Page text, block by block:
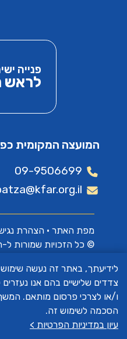
פנייה
לראש
המועצה המקומית
09-9506699
מפת האתר• הצהרת
© כל הזכויות שמורות
האתר פותח על ידיא.ש
צדדים שלישיים בהם אנו
ו/או לצרכי פרסום מותאם.
הסכמה לשימוש זה.
עיון במדיניות הפרטיות >